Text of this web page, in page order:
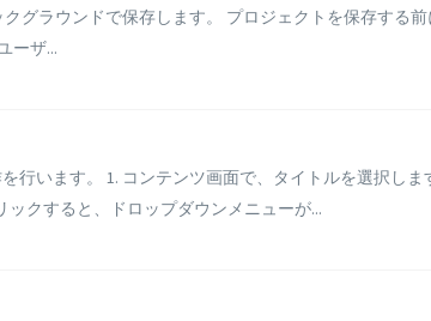
グラウンドで保存します。 プロジェクトを保存する
ーザ...
います。 1. コンテンツ画面で、タイトルを選択し
クすると、ドロップダウンメニューが...